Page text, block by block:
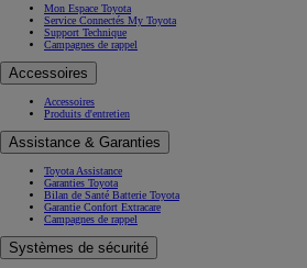
Mon Espace Toyota
Service Connectés My Toyota
Support Technique
Campagnes de rappel
Accessoires
Accessoires
Produits d'entretien
Assistance & Garanties
Toyota Assistance
Garanties Toyota
Bilan de Santé Batterie Toyota
Garantie Confort Extracare
Campagnes de rappel
Systèmes de sécurité